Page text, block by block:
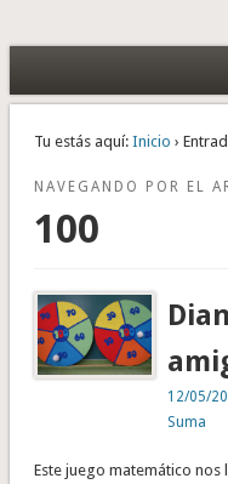
Tu estás aquí: Inicio ›
NAVEGANDO POR EL
100
12/05/
Suma
Este juego matemático nos